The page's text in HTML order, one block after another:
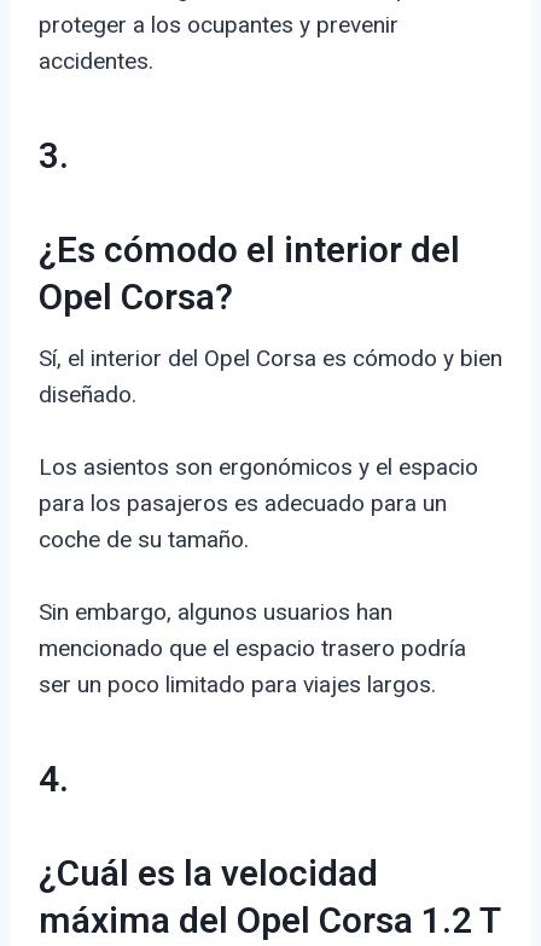
proteger a los ocupantes y prevenir
accidentes.
3.
¿Es cómodo el interior del
Opel Corsa?
Sí, el interior del Opel Corsa es cómodo y bien
diseñado.
Los asientos son ergonómicos y el espacio
para los pasajeros es adecuado para un
coche de su tamaño.
Sin embargo, algunos usuarios han
mencionado que el espacio trasero podría
ser un poco limitado para viajes largos.
4.
¿Cuál es la velocidad
máxima del Opel Corsa 1.2 T